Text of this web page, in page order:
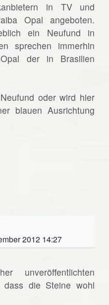
in TV und
Opal angeboten.
ein Neufund in
sprechen immerhin
der in Brasilien
oder wird hier
blauen Ausrichtung
2012 14:27
unveröffentlichten
dass die Steine wohl